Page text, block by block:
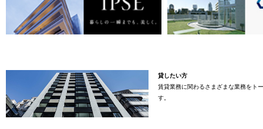
貸したい方
賃貸業務に関わるさまざまな業務をト
す。